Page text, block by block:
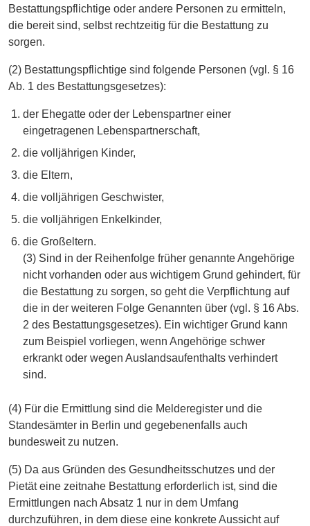
Bestattungspflichtige oder andere Personen zu ermitteln,
die bereit sind, selbst rechtzeitig für die Bestattung zu
sorgen.
(2) Bestattungspflichtige sind folgende Personen (vgl. § 16
Ab. 1 des Bestattungsgesetzes):
der Ehegatte oder der Lebenspartner einer
eingetragenen Lebenspartnerschaft,
die volljährigen Kinder,
die Eltern,
die volljährigen Geschwister,
die volljährigen Enkelkinder,
die Großeltern.
(3) Sind in der Reihenfolge früher genannte Angehörige
nicht vorhanden oder aus wichtigem Grund gehindert, für
die Bestattung zu sorgen, so geht die Verpflichtung auf
die in der weiteren Folge Genannten über (vgl. § 16 Abs.
2 des Bestattungsgesetzes). Ein wichtiger Grund kann
zum Beispiel vorliegen, wenn Angehörige schwer
erkrankt oder wegen Auslandsaufenthalts verhindert
sind.
(4) Für die Ermittlung sind die Melderegister und die
Standesämter in Berlin und gegebenenfalls auch
bundesweit zu nutzen.
(5) Da aus Gründen des Gesundheitsschutzes und der
Pietät eine zeitnahe Bestattung erforderlich ist, sind die
Ermittlungen nach Absatz 1 nur in dem Umfang
durchzuführen, in dem diese eine konkrete Aussicht auf